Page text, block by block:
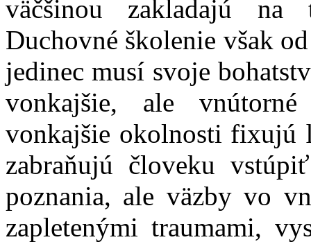
väčšinou zakladajú na
Duchovné školenie však
jedinec musí svoje
vonkajšie, ale
vonkajšie okolnosti fixujú
zabraňujú človeku
poznania, ale väzby vo
zapletenými traumami,